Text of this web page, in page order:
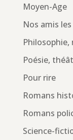
Moyen-Age
Nos amis
Poésie,
Pour rire
Romans
Romans
Science-